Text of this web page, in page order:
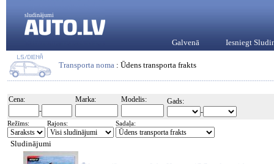
sludinājumi
Galvenā Iesniegt
Transporta noma : Ūdens transporta frakts
Cena:
-
Marka: Modelis:
Gads:
-
Režīms: Rajons: Sadaļa:
Sludinājumi